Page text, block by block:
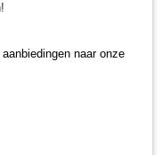
naar onze